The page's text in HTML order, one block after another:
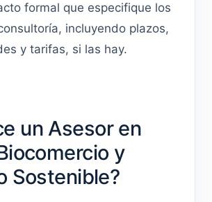
formal que especifique los
incluyendo plazos,
y tarifas, si las hay.
un Asesor en
y
Sostenible?